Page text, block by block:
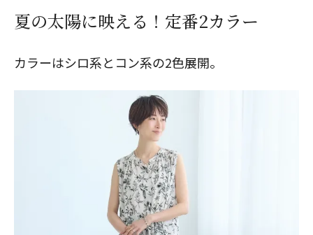
夏の太陽に映える！定番2カラー
カラーはシロ系とコン系の2色展開。